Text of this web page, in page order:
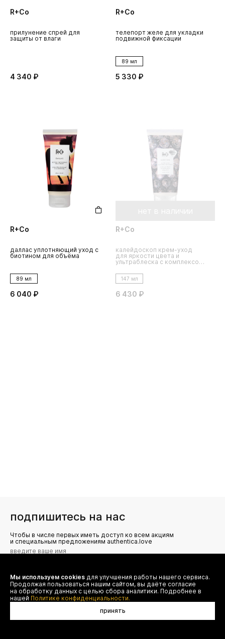
R+Co
прилунение спрей для
защиты от влаги
4 340 ₽
R+Co
телепорт желе для укладки
подвижной фиксации
89 мл
5 330 ₽
R+Co
даллас уплотняющий уход с
биотином для объёма
89 мл
6 040 ₽
R+Co
калейдоскоп крем-уход
для яркости цвета и
ультраблеска с комплексом
147 мл
6 430 ₽
подпишитесь на нас
Чтобы в числе первых иметь доступ ко всем акциям
и специальным предложениям authentica.love
Я даю согласие на сбор, обработку и хранение моих
персональных данных (имя, email, телефон) для получения
рекламных и информационных рассылок от ООО 'БТ
Юнайтед', а также ознакомлен(а) с
Политикой конфиденциальности
Мы используем cookies для улучшения работы нашего сервиса.
Продолжая пользоваться нашим сайтом, вы даёте согласие
на обработку данных с целью сбора аналитики. Подробнее в
нашей Политике конфиденциальности.
принять